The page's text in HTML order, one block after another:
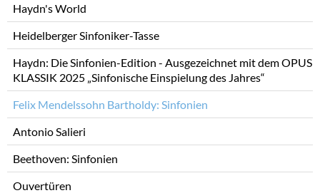
überspringen
Haydn's World
Heidelberger Sinfoniker-Tasse
Haydn: Die Sinfonien-Edition - Ausgezeichnet mit dem OPUS
KLASSIK 2025 „Sinfonische Einspielung des Jahres“
Felix Mendelssohn Bartholdy: Sinfonien
Antonio Salieri
Beethoven: Sinfonien
Ouvertüren